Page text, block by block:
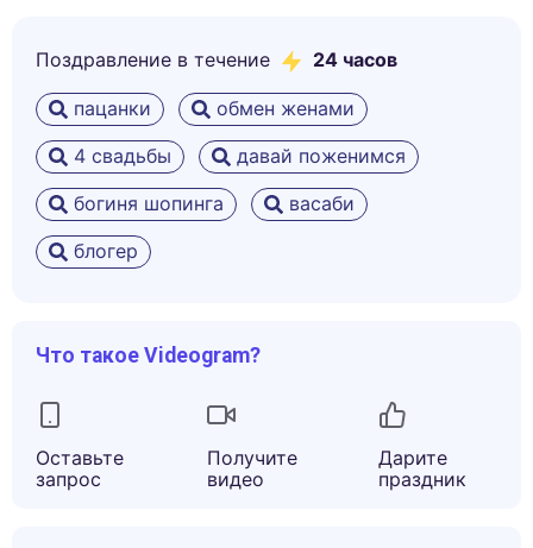
Поздравление в течение 24 часов
пацанки
обмен женами
4 свадьбы
давай поженимся
богиня шопинга
васаби
блогер
Что такое Videogram?
Оставьте
запрос
Получите
видео
Дарите
праздник